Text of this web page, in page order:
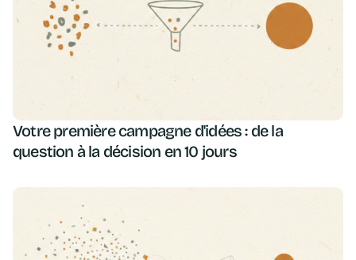
Votre première campagne d'idées : de la
question à la décision en 10 jours